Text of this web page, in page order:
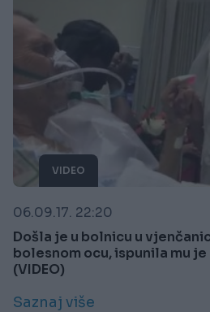
VIDEO
06.09.17. 22:20
Došla je u bolnicu u
bolesnom ocu, ispunila mu
(VIDEO)
Saznaj više